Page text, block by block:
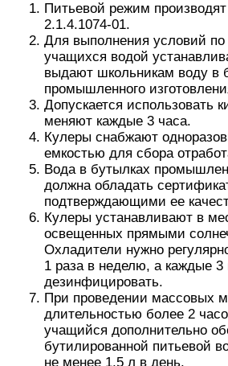
Питьевой режим
2.1.4.1074-01.
Для выполнения условий
учащихся водой
выдают школьникам воду в
промышленного
Допускается использовать
меняют каждые 3 часа.
Кулеры снабжают
емкостью для сбора
Вода в бутылках
должна обладать
подтверждающими ее
Кулеры устанавливают в
освещенных прямыми
Охладители нужно
1 раза в неделю, а каждые
дезинфицировать.
При проведении массовых
длительностью более 2
учащийся дополнительно
бутилированной питьевой
не менее 1,5 л в день.